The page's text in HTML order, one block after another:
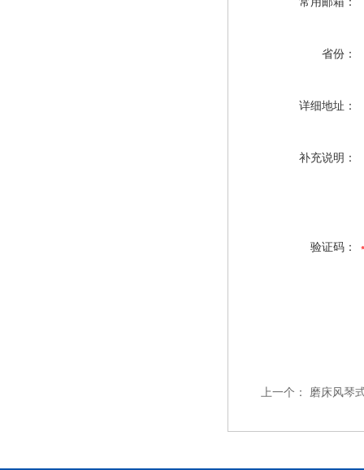
省份：
详细地址：
补充说明：
验证码：
上一个： 磨床风琴